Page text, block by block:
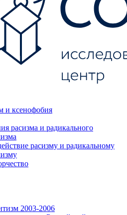
и ксенофобия
расизма и радикального
расизму и радикальному
2003-2006